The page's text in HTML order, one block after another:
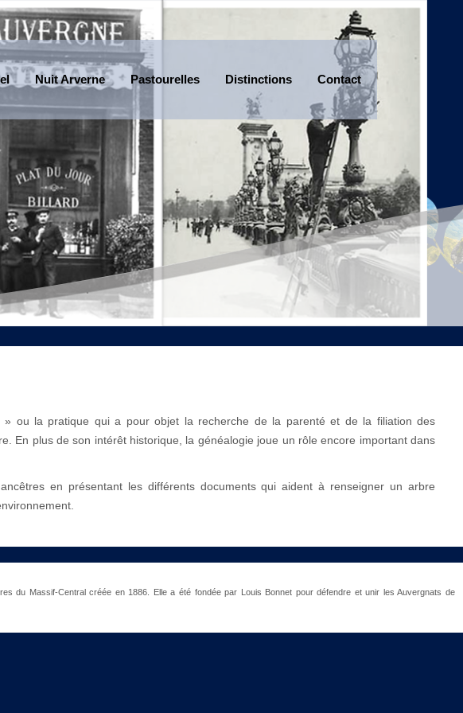
Nuit Arverne Pastourelles Distinctions Contact
ou la pratique qui a pour objet la recherche de la parenté et de la filiation des
En plus de son intérêt historique, la généalogie joue un rôle encore important dans
en présentant les différents documents qui aident à renseigner un arbre
du Massif-Central créée en 1886. Elle a été fondée par Louis Bonnet pour défendre et unir les Auvergnats de